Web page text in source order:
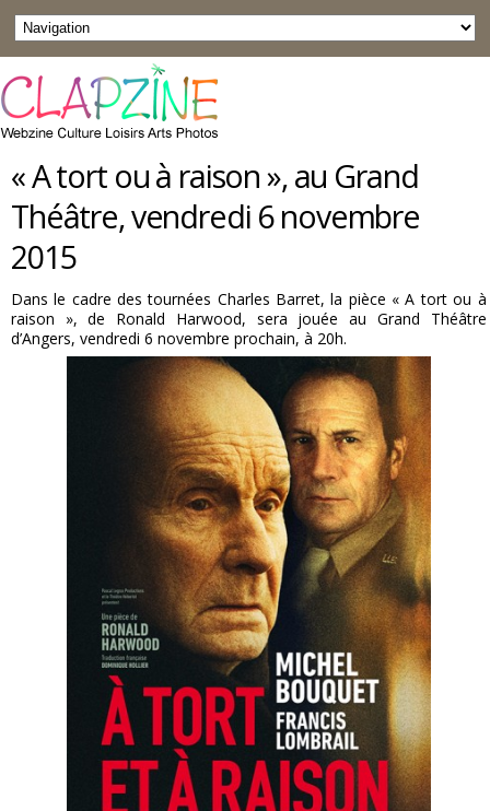
« A tort ou à raison », au Grand
Théâtre, vendredi 6 novembre
2015
Dans le cadre des tournées Charles Barret, la pièce « A tort ou à
raison », de Ronald Harwood, sera jouée au Grand Théâtre
d’Angers, vendredi 6 novembre prochain, à 20h.